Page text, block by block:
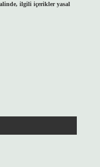
ilgili içerikler yasal